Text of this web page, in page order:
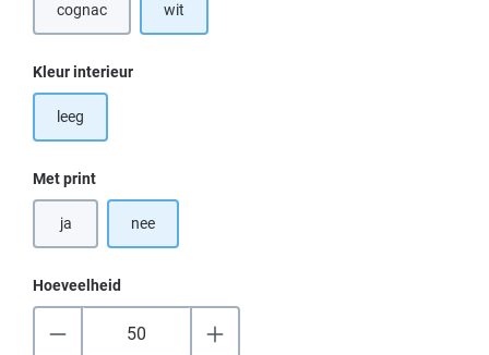
cognac wit
Selecteer
Kleur interieur
leeg
Selecteer
Met print
ja nee
Hoeveelheid